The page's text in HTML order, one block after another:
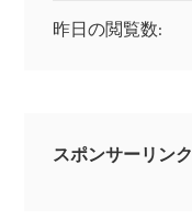
昨日の閲覧数:
スポンサーリンク